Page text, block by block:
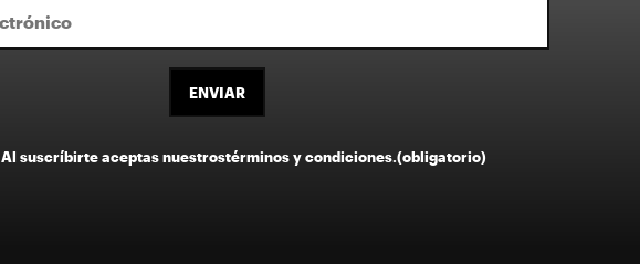
ENVIAR
Al suscríbirte aceptas nuestrostérminos y condiciones.(obligatorio)